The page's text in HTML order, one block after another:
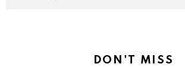
DON'T MISS